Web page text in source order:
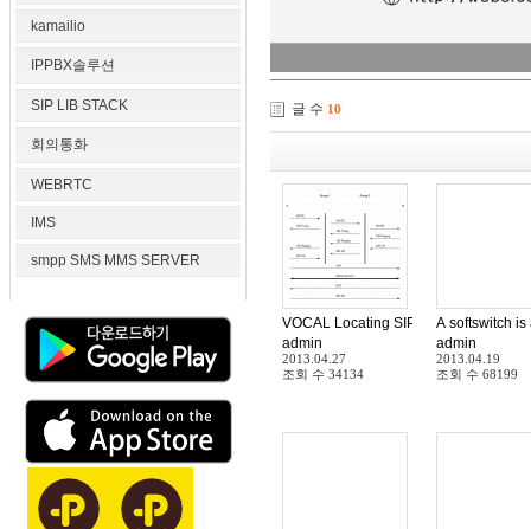
kamailio
IPPBX솔루션
SIP LIB STACK
회의통화
WEBRTC
IMS
smpp SMS MMS SERVER
글 수 10
VOCAL Locating SIP Servers
admin
2013.04.27
조회 수 34134
A softswitch
admin
2013.04.19
조회 수 68199